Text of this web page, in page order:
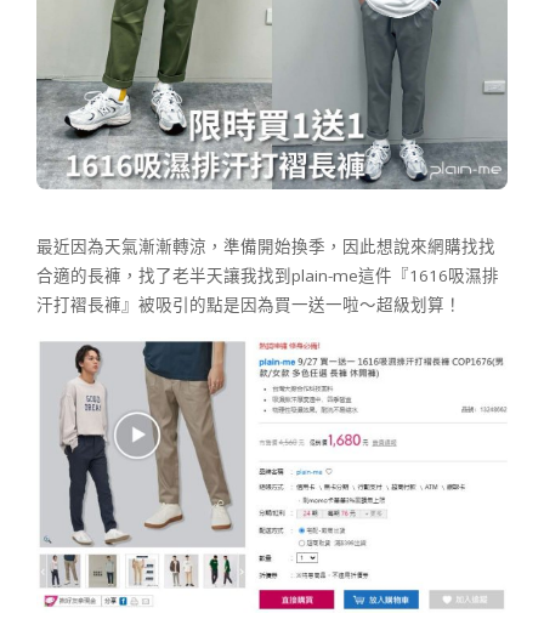
最近因為天氣漸漸轉涼，準備開始換季，因此想說來網購找找
合適的長褲，找了老半天讓我找到plain-me這件『1616吸濕排
汗打褶長褲』被吸引的點是因為買一送一啦～超級划算！